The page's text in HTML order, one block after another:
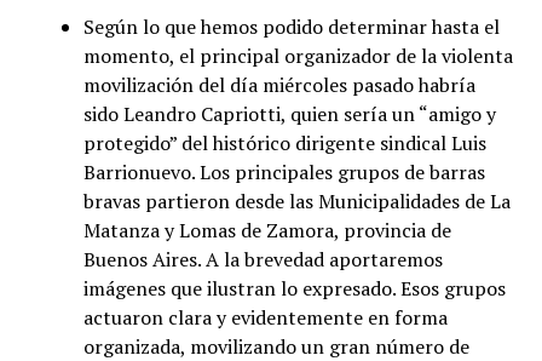
Según lo que hemos podido determinar hasta el
momento, el principal organizador de la violenta
movilización del día miércoles pasado habría
sido Leandro Capriotti, quien sería un “amigo y
protegido” del histórico dirigente sindical Luis
Barrionuevo. Los principales grupos de barras
bravas partieron desde las Municipalidades de La
Matanza y Lomas de Zamora, provincia de
Buenos Aires. A la brevedad aportaremos
imágenes que ilustran lo expresado. Esos grupos
actuaron clara y evidentemente en forma
organizada, movilizando un gran número de